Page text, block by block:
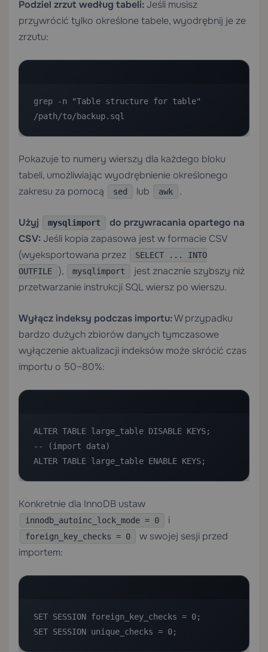
Podziel zrzut według tabeli: Jeśli musisz
przywrócić tylko określone tabele, wyodrębnij je ze
zrzutu:
grep -n "Table structure for table"
/path/to/backup.sql
Pokazuje to numery wierszy dla każdego bloku
tabeli, umożliwiając wyodrębnienie określonego
zakresu za pomocą
sed lub awk .
Użyj mysqlimport
do przywracania opartego na
CSV: Jeśli kopia zapasowa jest w formacie CSV
(wyeksportowana przez
SELECT ... INTO
OUTFILE
), mysqlimport
jest znacznie szybszy niż
przetwarzanie instrukcji SQL wiersz po wierszu.
Wyłącz indeksy podczas importu:W przypadku
bardzo dużych zbiorów danych tymczasowe
wyłączenie aktualizacji indeksów może skrócić czas
importu o 50–80%:
ALTER TABLE large_table DISABLE KEYS;
-- (import data)
ALTER TABLE large_table ENABLE KEYS;
Konkretnie dla InnoDB ustaw
innodb_autoinc_lock_mode = 0 i
foreign_key_checks = 0
w swojej sesji przed
importem:
SET SESSION foreign_key_checks = 0;
SET SESSION unique_checks = 0;